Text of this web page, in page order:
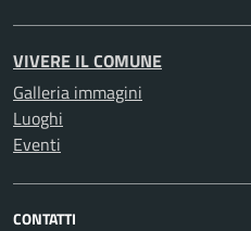
VIVERE IL COMUNE
Galleria immagini
Luoghi
Eventi
CONTATTI